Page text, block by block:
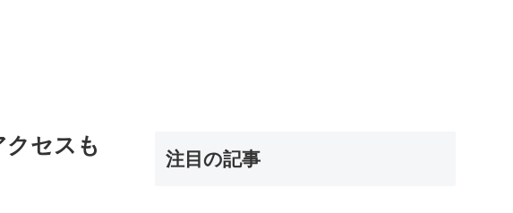
クセスも
注目の記事